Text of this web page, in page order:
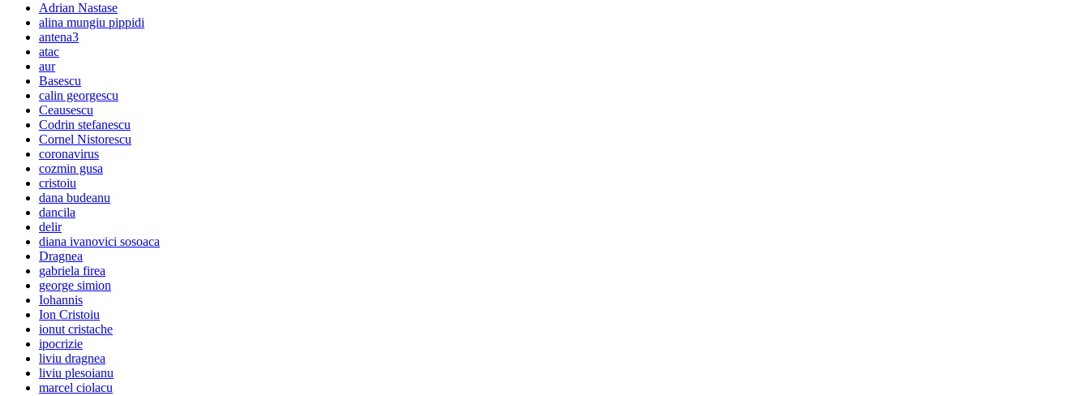
Adrian Nastase
alina mungiu pippidi
antena3
atac
aur
Basescu
calin georgescu
Ceausescu
Codrin stefanescu
Cornel Nistorescu
coronavirus
cozmin gusa
cristoiu
dana budeanu
dancila
delir
diana ivanovici sosoaca
Dragnea
gabriela firea
george simion
Iohannis
Ion Cristoiu
ionut cristache
ipocrizie
liviu dragnea
liviu plesoianu
marcel ciolacu